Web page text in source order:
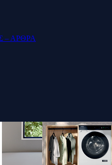
– ΑΡΘΡΑ